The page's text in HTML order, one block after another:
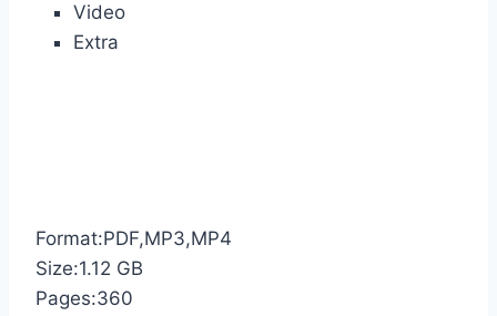
Video
Extra
Format:PDF,MP3,MP4
Size:1.12 GB
Pages:360